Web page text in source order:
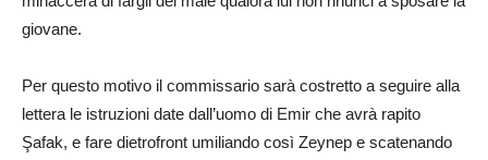
giovane.
Per questo motivo il commissario sarà costretto a seguire alla
lettera le istruzioni date dall’uomo di Emir che avrà rapito
Şafak, e fare dietrofront umiliando così Zeynep e scatenando